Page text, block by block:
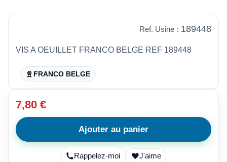
Ref. Usine : 189448
VIS A OEUILLET FRANCO BELGE REF 189448
FRANCO BELGE
7,80 €
Ajouter au panier
Rappelez-moi J'aime